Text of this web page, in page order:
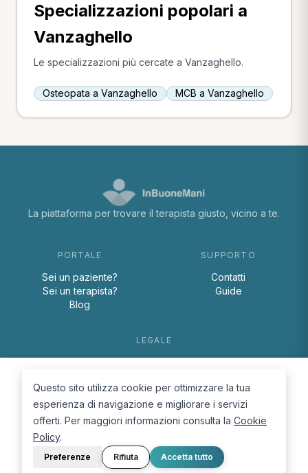
Specializzazioni popolari a
Vanzaghello
Le specializzazioni più cercate a Vanzaghello.
Osteopata a Vanzaghello MCB a Vanzaghello
La piattaforma per trovare il terapista giusto, vicino a te.
PORTALE
Sei un paziente?
Sei un terapista?
Blog
SUPPORTO
Contatti
Guide
LEGALE
Cookie Policy
Questo sito utilizza cookie per ottimizzare la tua
esperienza di navigazione e migliorare i servizi
offerti. Per maggiori informazioni consulta la Cookie
Policy.
Preferenze Rifiuta Accetta tutto